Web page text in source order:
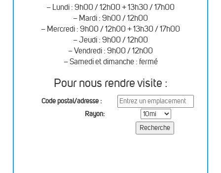
– Lundi : 9h00 / 12h00 + 13h30 / 17h00
– Mardi : 9h00 / 12h00
– Mercredi : 9h00 / 12h00 + 13h30 / 17h00
– Jeudi : 9h00 / 12h00
– Vendredi : 9h00 / 12h00
– Samedi et dimanche : fermé
Pour nous rendre visite :
Code postal/adresse :
Rayon: